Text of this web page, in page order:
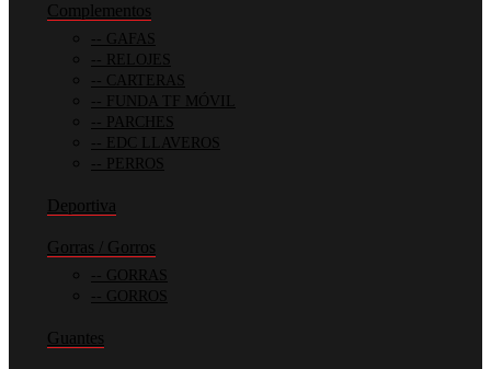
Complementos
GAFAS
RELOJES
CARTERAS
FUNDA TF MÓVIL
PARCHES
EDC LLAVEROS
PERROS
Deportiva
Gorras / Gorros
GORRAS
GORROS
Guantes